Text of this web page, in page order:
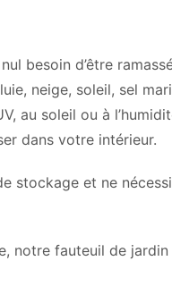
besoin d’être
neige, soleil, sel
au soleil ou à
dans votre intérieur.
stockage et ne
notre fauteuil de